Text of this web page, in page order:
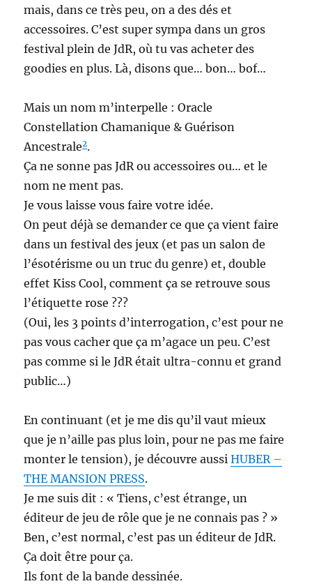
mais, dans ce très peu, on a des dés et
accessoires. C’est super sympa dans un gros
festival plein de JdR, où tu vas acheter des
goodies en plus. Là, disons que… bon… bof…
Mais un nom m’interpelle : Oracle
Constellation Chamanique & Guérison
Ancestrale2.
Ça ne sonne pas JdR ou accessoires ou… et le
nom ne ment pas.
Je vous laisse vous faire votre idée.
On peut déjà se demander ce que ça vient faire
dans un festival des jeux (et pas un salon de
l’ésotérisme ou un truc du genre) et, double
effet Kiss Cool, comment ça se retrouve sous
l’étiquette rose ???
(Oui, les 3 points d’interrogation, c’est pour ne
pas vous cacher que ça m’agace un peu. C’est
pas comme si le JdR était ultra-connu et grand
public…)
En continuant (et je me dis qu’il vaut mieux
que je n’aille pas plus loin, pour ne pas me faire
monter le tension), je découvre aussiHUBER –
THE MANSION PRESS.
Je me suis dit : « Tiens, c’est étrange, un
éditeur de jeu de rôle que je ne connais pas ? »
Ben, c’est normal, c’est pas un éditeur de JdR.
Ça doit être pour ça.
Ils font de la bande dessinée.